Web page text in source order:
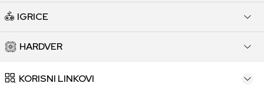
IGRICE
HARDVER
KORISNI LINKOVI